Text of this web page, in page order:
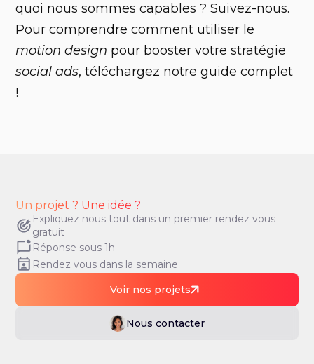
quoi nous sommes capables ? Suivez-nous.
Pour comprendre comment utiliser le
motion design pour booster votre stratégie
social ads, téléchargez notre guide complet
!
Un projet ? Une idée ?
Expliquez nous tout dans un premier rendez vous
gratuit
Réponse sous 1h
Rendez vous dans la semaine
Voir nos projets
Nous contacter